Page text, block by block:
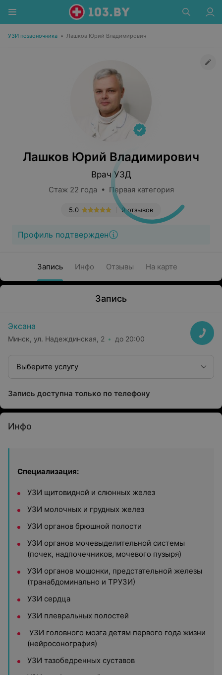
УЗИ позвоночника • Лашков Юрий Владимирович
Лашков Юрий Владимирович
Врач УЗД
Стаж 22 года • Первая категория
9 отзывов
5.0
Профиль подтвержден
Запись Инфо Отзывы На карте
Запись
Эксана
Минск, ул. Надеждинская, 2 до 20:00
Выберите услугу
Запись доступна только по телефону
Инфо
Специализация:
УЗИ щитовидной и слюнных желез
УЗИ молочных и грудных желез
УЗИ органов брюшной полости
УЗИ органов мочевыделительной системы
(почек, надпочечников, мочевого пузыря)
УЗИ органов мошонки, предстательной железы
(транабдоминально и ТРУЗИ)
УЗИ сердца
УЗИ плевральных полостей
УЗИ головного мозга детям первого года жизни
(нейросонография)
УЗИ тазобедренных суставов